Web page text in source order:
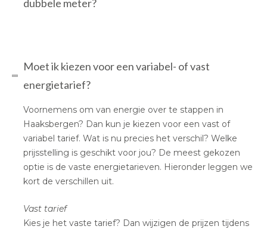
dubbele meter?
Moet ik kiezen voor een variabel- of vast
energietarief?
Voornemens om van energie over te stappen in
Haaksbergen? Dan kun je kiezen voor een vast of
variabel tarief. Wat is nu precies het verschil? Welke
prijsstelling is geschikt voor jou? De meest gekozen
optie is de vaste energietarieven. Hieronder leggen we
kort de verschillen uit.
Vast tarief
Kies je het vaste tarief? Dan wijzigen de prijzen tijdens